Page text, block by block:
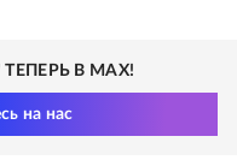
В MAX!
на нас